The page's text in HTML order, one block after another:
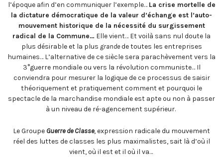
l’époque afin d’en communiquer l’exemple… La crise mortelle de
la dictature démocratique de la valeur d’échange est l’auto-
mouvement historique de la nécessité du surgissement
radical de la Commune… Elle vient… Et voilà sans nul doute la
plus désirable et la plus grandede toutes les entreprises
humaines… L’alternative de ce siècle sera parachèvement vers la
3°guerre mondiale ou vers la révolution communiste… Il
conviendra pour mesurer la logique de ce processus de saisir
théoriquement et pratiquement comment et pourquoi le
spectacle de la marchandise mondiale est apte ou non à passer
à un niveau de ré-agencement supérieur.
Le Groupe Guerre de Classe, expression radicale du mouvement
réel des luttes de classes les plus maximalistes, sait là d’où il
vient, où il est et il où il va…